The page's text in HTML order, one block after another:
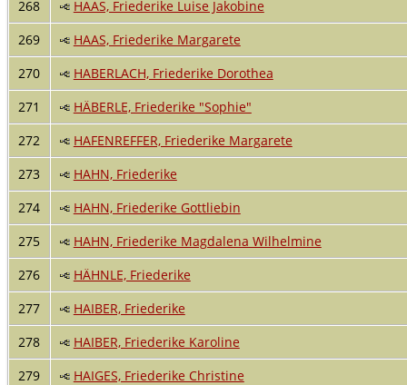
268
HAAS, Friederike Luise Jakobine
269
HAAS, Friederike Margarete
270
HABERLACH, Friederike Dorothea
271
HÄBERLE, Friederike "Sophie"
272
HAFENREFFER, Friederike Margarete
273
HAHN, Friederike
274
HAHN, Friederike Gottliebin
275
HAHN, Friederike Magdalena Wilhelmine
276
HÄHNLE, Friederike
277
HAIBER, Friederike
278
HAIBER, Friederike Karoline
279
HAIGES, Friederike Christine